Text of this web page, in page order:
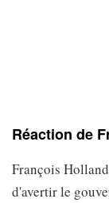
Réaction de
François
d'avertir le